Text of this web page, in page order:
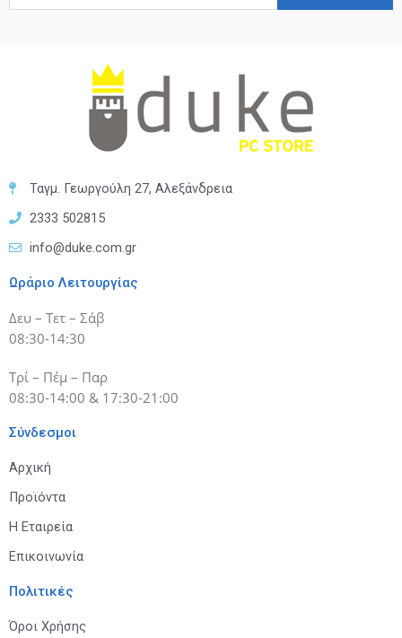
Ταγμ. Γεωργούλη 27, Αλεξάνδρεια
2333 502815
info@duke.com.gr
Ωράριο Λειτουργίας
Δευ – Τετ – Σάβ
08:30-14:30
Τρί – Πέμ – Παρ
08:30-14:00 & 17:30-21:00
Σύνδεσμοι
Αρχική
Προϊόντα
Η Εταιρεία
Επικοινωνία
Πολιτικές
Όροι Χρήσης